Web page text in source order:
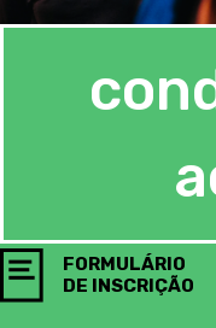
FORMULÁRIO
DE INSCRIÇÃO